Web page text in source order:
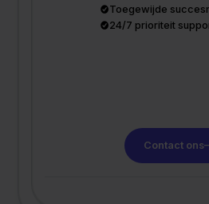
Toegewijde
24/7 prioriteit
Contact ons